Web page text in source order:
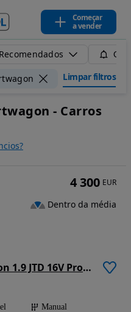
Começar
a vender
Limpar filtros
- Carros
Alfa Romeo 156 Sportwagon 1.9 JTD 16V Progression
Manual
4 300 EUR
Dentro da média